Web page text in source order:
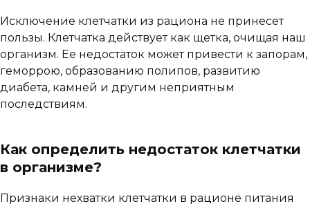
Исключение клетчатки из рациона не принесет
пользы. Клетчатка действует как щетка, очищая наш
организм. Ее недостаток может привести к запорам,
геморрою, образованию полипов, развитию
диабета, камней и другим неприятным
последствиям.
Как определить недостаток клетчатки
в организме?
Признаки нехватки клетчатки в рационе питания